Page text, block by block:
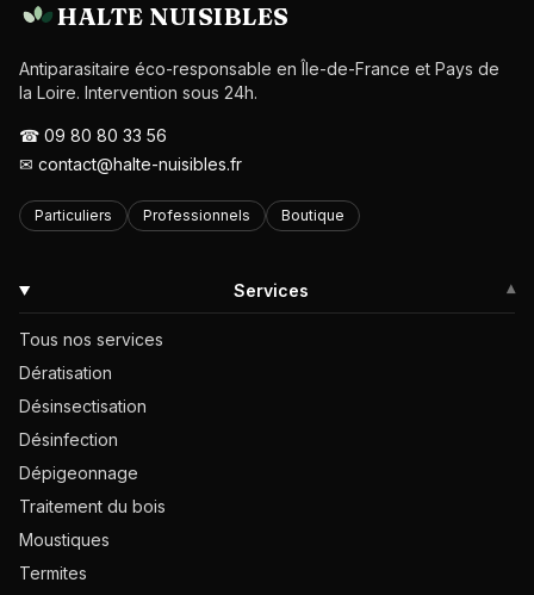
HALTE NUISIBLES
Antiparasitaire éco-responsable en Île-de-France et Pays de
la Loire. Intervention sous 24h.
☎ 09 80 80 33 56
✉ contact@halte-nuisibles.fr
Particuliers Professionnels Boutique
Services ▾
Tous nos services
Dératisation
Désinsectisation
Désinfection
Dépigeonnage
Traitement du bois
Moustiques
Termites